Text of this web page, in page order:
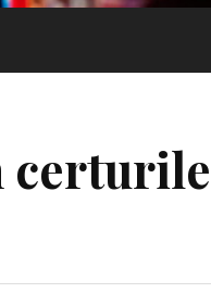
certurile